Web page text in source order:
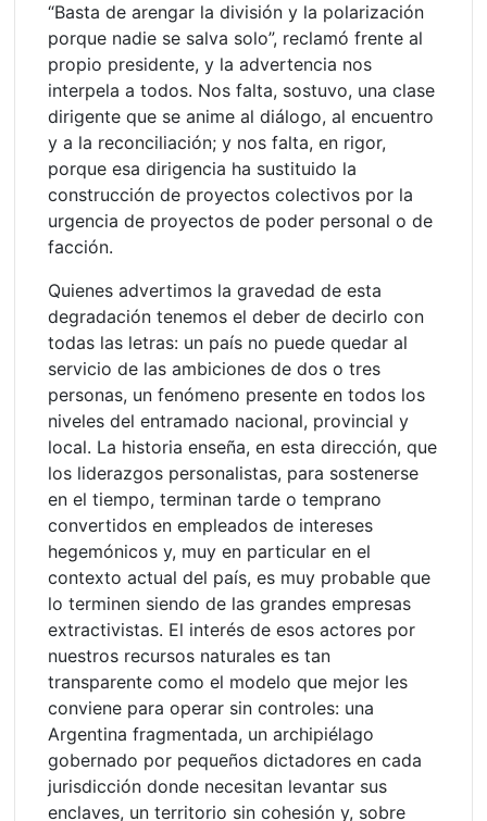
“Basta de arengar la división y la polarización
porque nadie se salva solo”, reclamó frente al
propio presidente, y la advertencia nos
interpela a todos. Nos falta, sostuvo, una clase
dirigente que se anime al diálogo, al encuentro
y a la reconciliación; y nos falta, en rigor,
porque esa dirigencia ha sustituido la
construcción de proyectos colectivos por la
urgencia de proyectos de poder personal o de
facción.
Quienes advertimos la gravedad de esta
degradación tenemos el deber de decirlo con
todas las letras: un país no puede quedar al
servicio de las ambiciones de dos o tres
personas, un fenómeno presente en todos los
niveles del entramado nacional, provincial y
local. La historia enseña, en esta dirección, que
los liderazgos personalistas, para sostenerse
en el tiempo, terminan tarde o temprano
convertidos en empleados de intereses
hegemónicos y, muy en particular en el
contexto actual del país, es muy probable que
lo terminen siendo de las grandes empresas
extractivistas. El interés de esos actores por
nuestros recursos naturales es tan
transparente como el modelo que mejor les
conviene para operar sin controles: una
Argentina fragmentada, un archipiélago
gobernado por pequeños dictadores en cada
jurisdicción donde necesitan levantar sus
enclaves, un territorio sin cohesión y, sobre